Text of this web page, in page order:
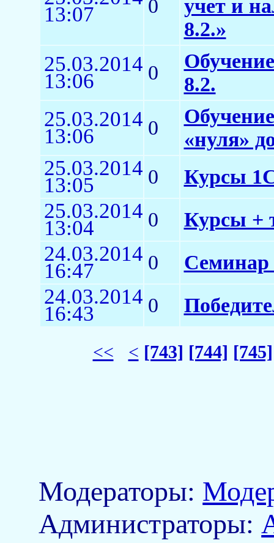
13:07 0
учет и
8.2.»
25.03.2014
13:06 0
8.2.
25.03.2014
13:06 0
«нуля»
25.03.2014
13:05 0 Курсы
25.03.2014
13:04 0 Курсы +
24.03.2014
16:47 0 Семинар
24.03.2014
16:43 0
<< < [743] [744] [745]
Модераторы:
Aдминистраторы: